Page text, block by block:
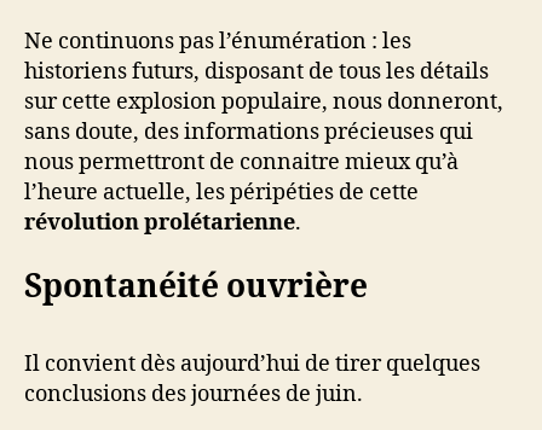
Ne continuons pas l’énumération : les
historiens futurs, disposant de tous les détails
sur cette explosion populaire, nous donneront,
sans doute, des informations précieuses qui
nous permettront de connaitre mieux qu’à
l’heure actuelle, les péripéties de cette
révolution prolétarienne.
Spontanéité ouvrière
Il convient dès aujourd’hui de tirer quelques
conclusions des journées de juin.